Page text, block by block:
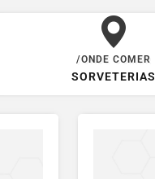
/ONDE COMER
SORVETERIAS